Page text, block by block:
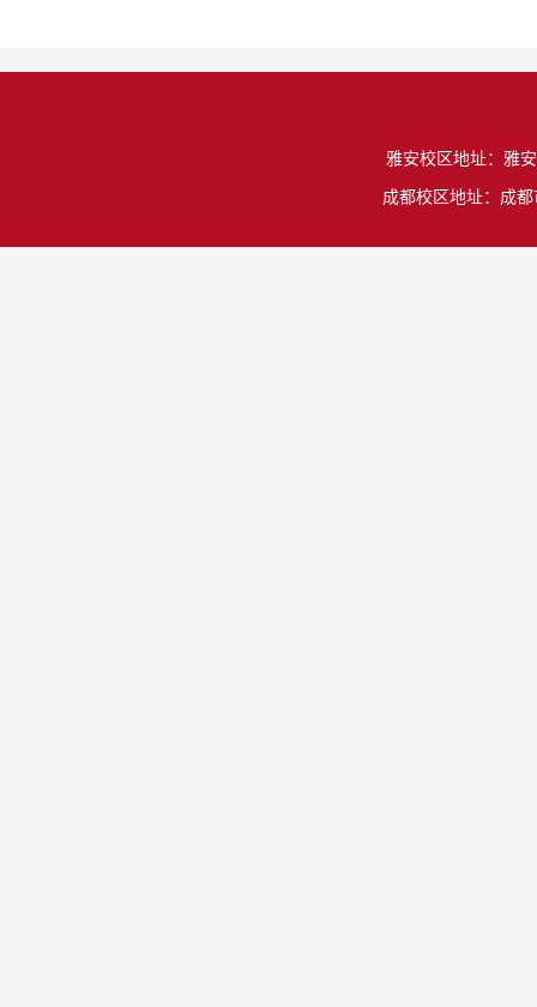
雅安校区地址：雅
成都校区地址：成都